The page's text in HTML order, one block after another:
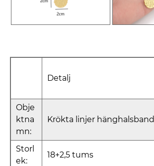
Detalj
Obje
ktna
mn:
Krökta linjer hänghalsband
Storl
ek:
18+2,5 tums